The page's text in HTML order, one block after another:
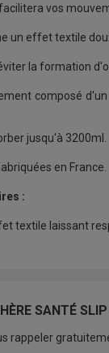
vos
un effet textile
la formation
composé
jusqu'à 3200ml.
en France.
:
textile laissant
SANTÉ
rappeler